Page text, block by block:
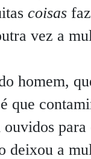
coisas
vez a
homem,
que
ouvidos
deixou a